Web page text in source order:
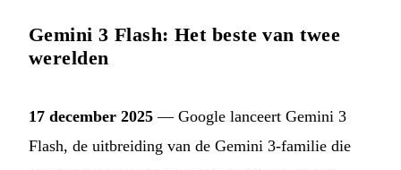
Gemini 3 Flash: Het beste van twee
werelden
17 december 2025 — Google lanceert Gemini 3
Flash, de uitbreiding van de Gemini 3-familie die